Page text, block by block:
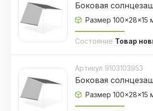
Боковая
Размер 100×28×15
Состояние Товар
Артикул 9103103953
Боковая
Размер 100×28×15